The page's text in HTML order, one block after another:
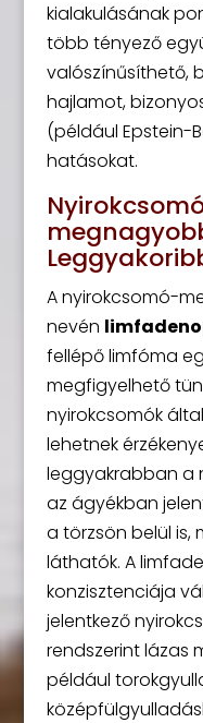
kialakulásának
több tényező
valószínűsíthető,
hajlamot,
(például Epstein-
hatásokat.
A nyirokcsomó-
nevén
fellépő limfóma
megfigyelhető
nyirokcsomók
lehetnek
leggyakrabban a
az ágyékban
a törzsön belül is,
láthatók. A
konzisztenciája
jelentkező
rendszerint lázas
például